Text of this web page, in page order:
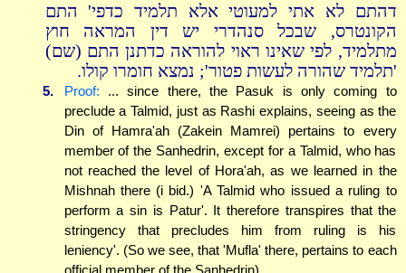
דהתם לא אתי למעוטי אלא תלמיד כדפי' התם
הקונטרס, שבכל סנהדרי יש דין המראה חוץ
מתלמיד, לפי שאינו ראוי להוראה כדתנן התם (שם)
'תלמיד שהורה לעשות פטור'; נמצא חומרו קולו.
5. Proof: ... since there, the Pasuk is only coming to
preclude a Talmid, just as Rashi explains, seeing as the
Din of Hamra'ah (Zakein Mamrei) pertains to every
member of the Sanhedrin, except for a Talmid, who has
not reached the level of Hora'ah, as we learned in the
Mishnah there (i bid.) 'A Talmid who issued a ruling to
perform a sin is Patur'. It therefore transpires that the
stringency that precludes him from ruling is his
leniency'. (So we see, that 'Mufla' there, pertains to each
official member of the Sanhedrin).